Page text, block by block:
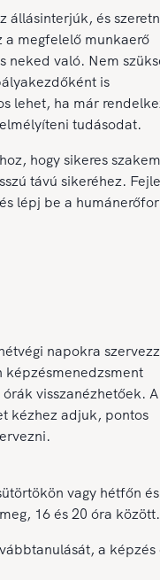
állásinterjúk, és
a megfelelő munkaerő
neked való. Nem
is
lehet, ha már
tudásodat.
hogy sikeres
távú sikeréhez.
lépj be a
napokra
képzésmenedzsment
visszanézhetőek.
kézhez adjuk, pontos
vagy hétfőn és
16 és 20 óra között.
a képzés